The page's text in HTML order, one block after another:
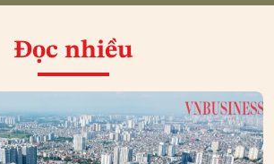
Đọc nhiều